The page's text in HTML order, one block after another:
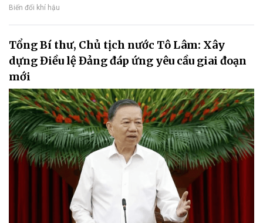
Biến đổi khí hậu
Tổng Bí thư, Chủ tịch nước Tô Lâm: Xây
dựng Điều lệ Đảng đáp ứng yêu cầu giai đoạn
mới